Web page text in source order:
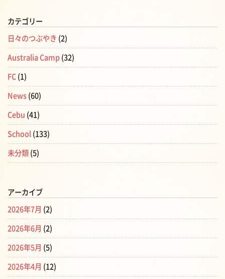
カテゴリー
日々のつぶやき (2)
Australia Camp (32)
FC (1)
News (60)
Cebu (41)
School (133)
未分類 (5)
アーカイブ
2026年7月 (2)
2026年6月 (2)
2026年5月 (5)
2026年4月 (12)